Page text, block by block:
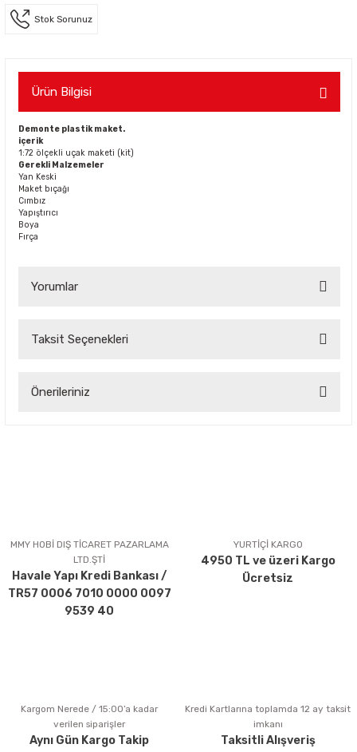
Stok Sorunuz
Ürün Bilgisi
Demonte plastik maket.
içerik
1:72 ölçekli uçak maketi (kit)
Gerekli Malzemeler
Yan Keski
Maket bıçağı
Cımbız
Yapıştırıcı
Boya
Fırça
Yorumlar
Taksit Seçenekleri
Önerileriniz
Ürün açıklamasında eksik bilgiler bulunuyor.
Ürün bilgilerinde hatalar bulunuyor.
Ürün fiyatı diğer sitelerden daha pahalı.
Bu ürüne benzer farklı alternatifler olmalı.
Gönder
MMY HOBİ DIŞ TİCARET PAZARLAMA
LTD.ŞTİ
Havale Yapı Kredi Bankası /
TR57 0006 7010 0000 0097
9539 40
YURTİÇİ KARGO
4950 TL ve üzeri Kargo
Ücretsiz
Kargom Nerede / 15:00’a kadar
verilen siparişler
Aynı Gün Kargo Takip
Kredi Kartlarına toplamda 12 ay taksit
imkanı
Taksitli Alışveriş